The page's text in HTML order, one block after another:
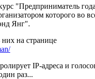
"Предприниматель
которого во
Янг".
на странице
IP-адреса и
раз...